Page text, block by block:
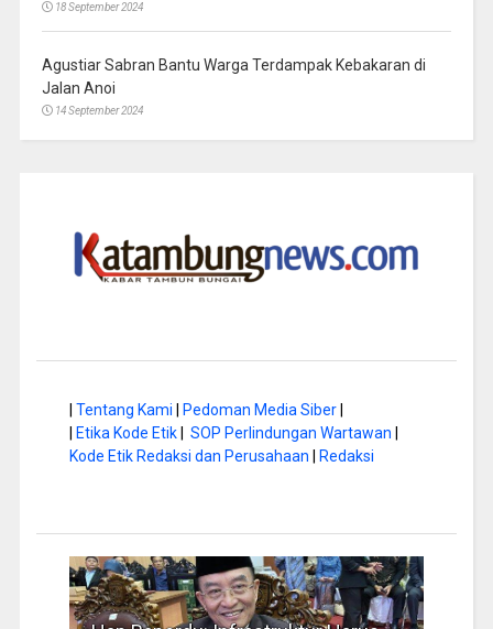
18 September 2024
Agustiar Sabran Bantu Warga Terdampak Kebakaran di
Jalan Anoi
14 September 2024
Tentang Kami Pedoman Media Siber|
Etika Kode Etik| SOP Perlindungan Wartawan
Kode Etik Redaksi dan Perusahaan
Redaksi